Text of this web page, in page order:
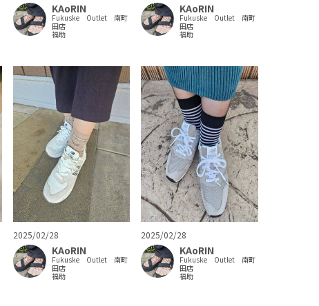
KAoRIN
Fukuske Outlet 南町
田店
福助
KAoRIN
Fukuske Outlet 南町
田店
福助
2025/02/28
KAoRIN
Fukuske Outlet 南町
田店
福助
2025/02/28
KAoRIN
Fukuske Outlet 南町
田店
福助